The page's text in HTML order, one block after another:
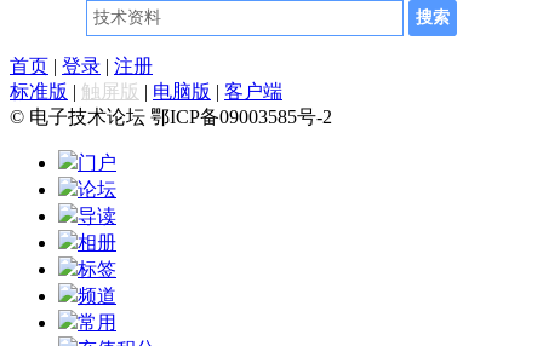
首页 | 登录 | 注册
标准版 | 触屏版 | 电脑版 | 客户端
© 电子技术论坛 鄂ICP备09003585号-2
门户
论坛
导读
相册
标签
频道
常用